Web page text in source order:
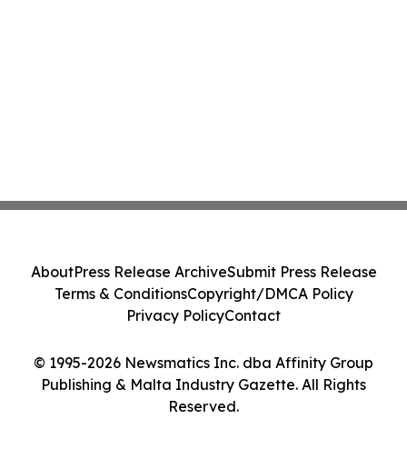
© 1995-2026 Newsmatics Inc. dba Affinity Group
Publishing & Malta Industry Gazette. All Rights
Reserved.
AboutPress Release ArchiveSubmit Press Release
Terms & ConditionsCopyright/DMCA Policy
Privacy PolicyContact